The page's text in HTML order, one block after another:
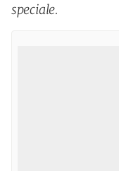
speciale.